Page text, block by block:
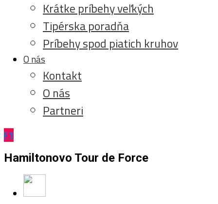
Krátke príbehy veľkých
Tipérska poradňa
Príbehy spod piatich kruhov
O nás
Kontakt
O nás
Partneri
F1
Hamiltonovo Tour de Force